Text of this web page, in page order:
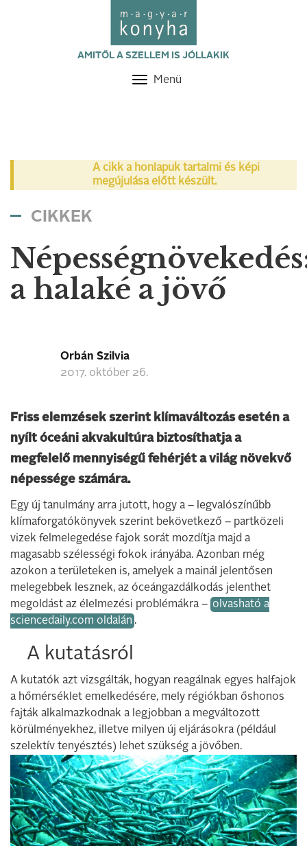
AMITŐL A SZELLEM IS JÓLLAKIK
Toggle
Menü
A cikk a honlapuk tartalmi és képi
megújulása előtt készült.
CIKKEK
a halaké a jövő
Orbán Szilvia
2017. október 26.
Friss elemzések szerint klímaváltozás esetén a
nyílt óceáni akvakultúra biztosíthatja a
megfelelő mennyiségű fehérjét a világ növekvő
népessége számára.
Egy új tanulmány arra jutott, hogy a – legvalószínűbb
klímaforgatókönyvek szerint bekövetkező – partközeli
vizek felmelegedése fajok sorát mozdítja majd a
magasabb szélességi fokok irányába. Azonban még
azokon a területeken is, amelyek a mainál jelentősen
melegebbek lesznek, az óceángazdálkodás jelenthet
megoldást az élelmezési problémákra – olvasható a
sciencedaily.com oldalán .
A kutatásról
A kutatók azt vizsgálták, hogyan reagálnak egyes halfajok
a hőmérséklet emelkedésére, mely régiókban őshonos
fajták alkalmazkodnak a legjobban a megváltozott
körülményekhez, illetve milyen új eljárásokra (például
szelektív tenyésztés) lehet szükség a jövőben.